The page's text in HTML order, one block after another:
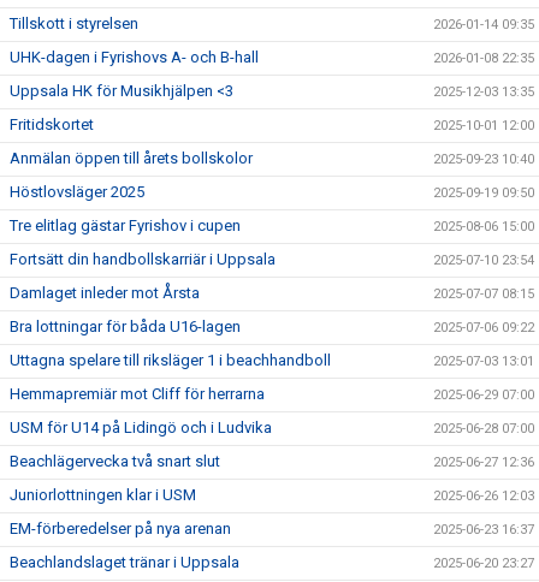
Tillskott i styrelsen 2026-01-14 09:35
UHK-dagen i Fyrishovs A- och B-hall 2026-01-08 22:35
Uppsala HK för Musikhjälpen <3 2025-12-03 13:35
Fritidskortet 2025-10-01 12:00
Anmälan öppen till årets bollskolor 2025-09-23 10:40
Höstlovsläger 2025 2025-09-19 09:50
Tre elitlag gästar Fyrishov i cupen 2025-08-06 15:00
Fortsätt din handbollskarriär i Uppsala 2025-07-10 23:54
Damlaget inleder mot Årsta 2025-07-07 08:15
Bra lottningar för båda U16-lagen 2025-07-06 09:22
Uttagna spelare till riksläger 1 i beachhandboll 2025-07-03 13:01
Hemmapremiär mot Cliff för herrarna 2025-06-29 07:00
USM för U14 på Lidingö och i Ludvika 2025-06-28 07:00
Beachlägervecka två snart slut 2025-06-27 12:36
Juniorlottningen klar i USM 2025-06-26 12:03
EM-förberedelser på nya arenan 2025-06-23 16:37
Beachlandslaget tränar i Uppsala 2025-06-20 23:27